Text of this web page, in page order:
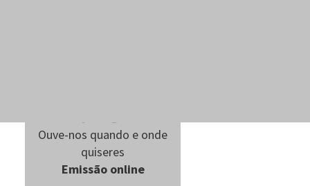
Ouve-nos quando e onde
quiseres
Emissão online